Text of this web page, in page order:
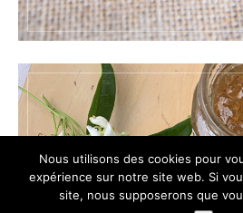
Nous utilisons des cookies pour
expérience sur notre site web. Si
site, nous supposerons que